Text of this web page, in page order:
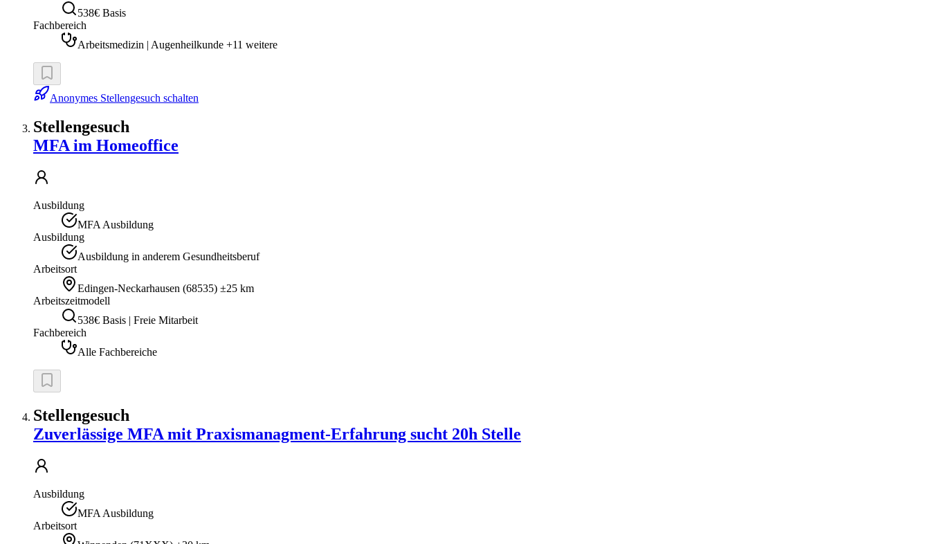
538€ Basis
Fachbereich
Arbeitsmedizin | Augenheilkunde +11 weitere
Anonymes Stellengesuch schalten
Stellengesuch
MFA im Homeoffice
Ausbildung
MFA Ausbildung
Ausbildung
Ausbildung in anderem Gesundheitsberuf
Arbeitsort
Edingen-Neckarhausen (68535) ±25 km
Arbeitszeitmodell
538€ Basis | Freie Mitarbeit
Fachbereich
Alle Fachbereiche
Stellengesuch
Zuverlässige MFA mit Praxismanagment-Erfahrung sucht 20h Stelle
Ausbildung
MFA Ausbildung
Arbeitsort